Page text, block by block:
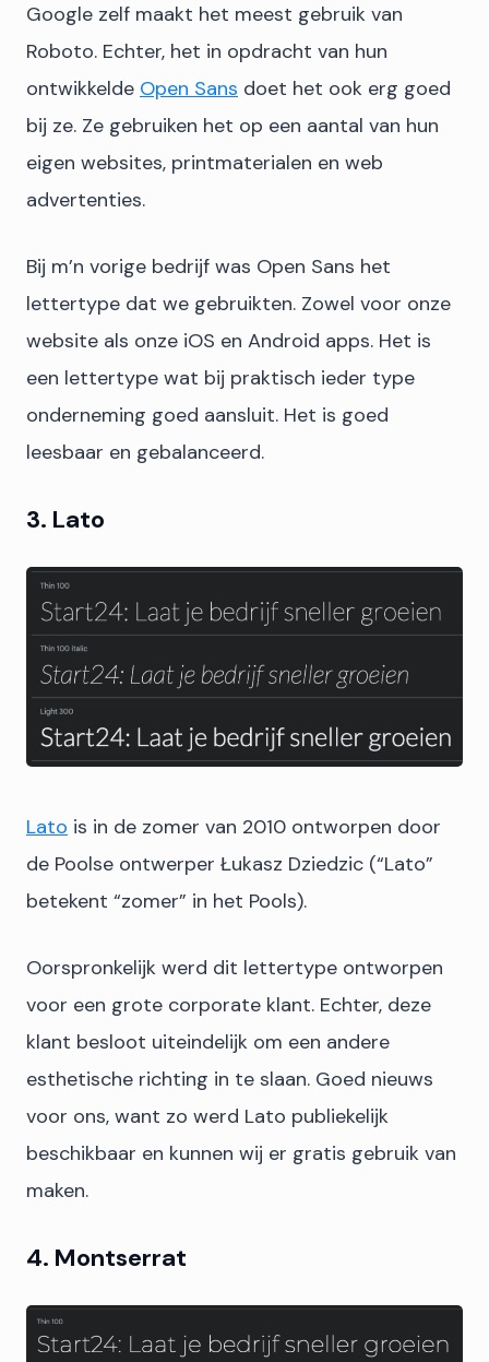
Google zelf maakt het meest gebruik van
Roboto. Echter, het in opdracht van hun
ontwikkelde Open Sans doet het ook erg goed
bij ze. Ze gebruiken het op een aantal van hun
eigen websites, printmaterialen en web
advertenties.
Bij m’n vorige bedrijf was Open Sans het
lettertype dat we gebruikten. Zowel voor onze
website als onze iOS en Android apps. Het is
een lettertype wat bij praktisch ieder type
onderneming goed aansluit. Het is goed
leesbaar en gebalanceerd.
3. Lato
Lato is in de zomer van 2010 ontworpen door
de Poolse ontwerper Łukasz Dziedzic (“Lato”
betekent “zomer” in het Pools).
Oorspronkelijk werd dit lettertype ontworpen
voor een grote corporate klant. Echter, deze
klant besloot uiteindelijk om een andere
esthetische richting in te slaan. Goed nieuws
voor ons, want zo werd Lato publiekelijk
beschikbaar en kunnen wij er gratis gebruik van
maken.
4. Montserrat